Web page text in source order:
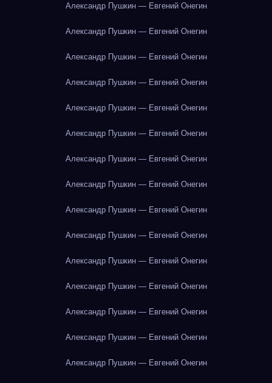
Александр Пушкин — Евгений Онегин
Александр Пушкин — Евгений Онегин
Александр Пушкин — Евгений Онегин
Александр Пушкин — Евгений Онегин
Александр Пушкин — Евгений Онегин
Александр Пушкин — Евгений Онегин
Александр Пушкин — Евгений Онегин
Александр Пушкин — Евгений Онегин
Александр Пушкин — Евгений Онегин
Александр Пушкин — Евгений Онегин
Александр Пушкин — Евгений Онегин
Александр Пушкин — Евгений Онегин
Александр Пушкин — Евгений Онегин
Александр Пушкин — Евгений Онегин
Александр Пушкин — Евгений Онегин